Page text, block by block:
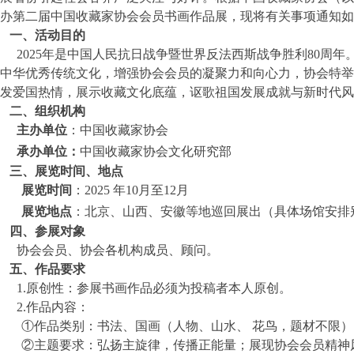
第二届中国收藏家协会会员书画作品展，现将有关事项通知
一、 活动目的
2025年是中国人民抗日战争暨世界反法西斯战争胜利80周
华优秀传统文化，增强协会会员的凝聚力和向心力，协会特
爱国热情，展示收藏文化底蕴，讴歌祖国发展成就与新时代
二、 组织机构
主办单位 ：中国收藏家协会
承办单位 ： 中国收藏家协会文化研究部
三、展览时间、地点
展览时间 ：2025 年10月至1 2月
展览地点 ：北京、山西、安徽等地巡回展出（具体场馆安
四、 参展对象
协会会员、协会各机构成员、顾问。
五、 作品要求
1.原创性：参展书画作品必须为投稿者本人原创。
2.作品内容 ：
①作品类别：书法、国画（人物、山水、 花鸟，题材不限
②主题要求：弘扬主旋律，传播正能量；展现协会会员精